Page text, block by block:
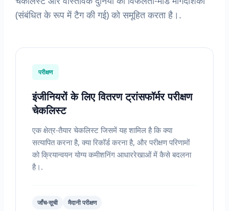
(संबंधित के रूप में टैग की गई) को समूहित करता है।.
परीक्षण
इंजीनियरों के लिए वितरण ट्रांसफॉर्मर परीक्षण
चेकलिस्ट
एक क्षेत्र-तैयार चेकलिस्ट जिसमें यह शामिल है कि क्या
सत्यापित करना है, क्या रिकॉर्ड करना है, और परीक्षण परिणामों
को क्रियान्वयन योग्य कमीशनिंग आधाररेखाओं में कैसे बदलना
है।.
जाँच-सूची मैदानी परीक्षण